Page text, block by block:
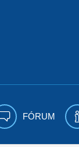
FÓRUM